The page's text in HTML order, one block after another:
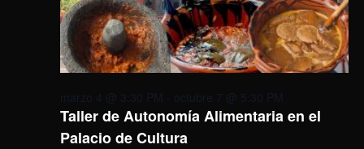
Taller de Autonomía Alimentaria en el
Palacio de Cultura
marzo 4 @ 3:30 PM - octubre 7 @ 5:30 PM